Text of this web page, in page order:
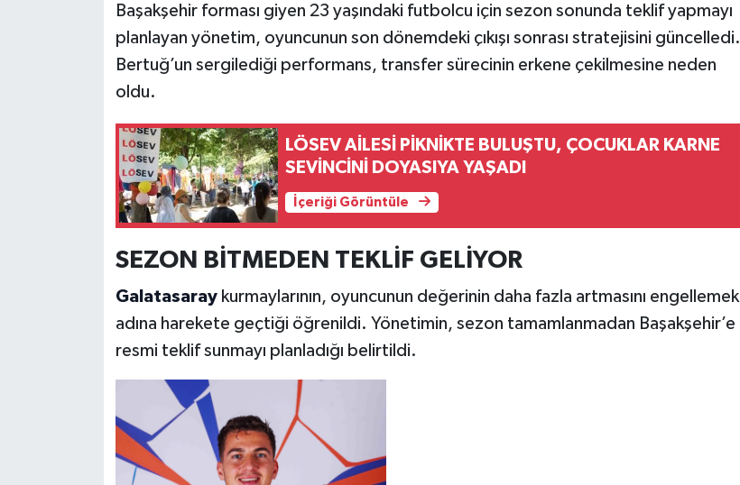
Başakşehir forması giyen 23 yaşındaki futbolcu için sezon sonunda teklif yapmayı
planlayan yönetim, oyuncunun son dönemdeki çıkışı sonrası stratejisini güncelledi.
Bertuğ’un sergilediği performans, transfer sürecinin erkene çekilmesine neden
oldu.
LÖSEV AİLESİ PİKNİKTE BULUŞTU, ÇOCUKLAR KARNE
SEVİNCİNİ DOYASIYA YAŞADI
İçeriği Görüntüle
SEZON BİTMEDEN TEKLİF GELİYOR
Galatasaraykurmaylarının, oyuncunun değerinin daha fazla artmasını engellemek
adına harekete geçtiği öğrenildi. Yönetimin, sezon tamamlanmadan Başakşehir’e
resmi teklif sunmayı planladığı belirtildi.